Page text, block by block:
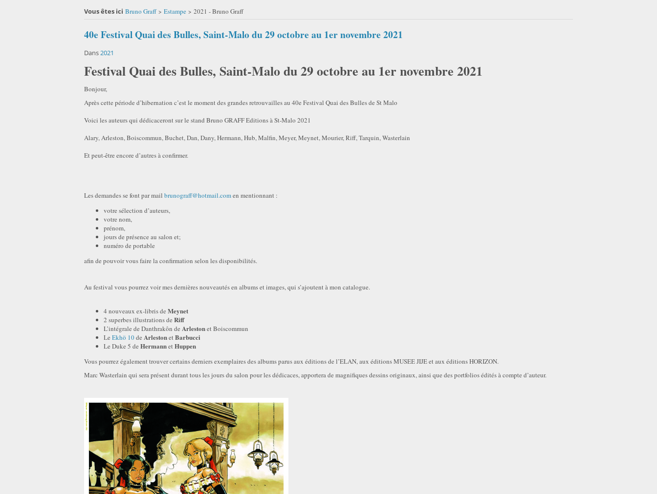
Vous êtes ici Bruno Graff > Estampe > 2021 - Bruno Graff
40e Festival Quai des Bulles, Saint-Malo du 29 octobre au 1er novembre 2021
Dans2021
Festival Quai des Bulles, Saint-Malo du 29 octobre au 1er novembre 2021
Bonjour,
Après cette période d’hibernation c’est le moment des grandes retrouvailles au 40e Festival Quai des Bulles de St Malo
Voici les auteurs qui dédicaceront sur le stand Bruno GRAFF Editions à St-Malo 2021
Alary, Arleston, Boiscommun, Buchet, Dan, Dany, Hermann, Hub, Malfin, Meyer, Meynet, Mourier, Riff, Tarquin, Wasterlain
Et peut-être encore d’autres à confirmer.
Les demandes se font par mail brunograff@hotmail.comen mentionnant :
votre sélection d’auteurs,
votre nom,
prénom,
jours de présence au salon et;
numéro de portable
afin de pouvoir vous faire la confirmation selon les disponibilités.
Au festival vous pourrez voir mes dernières nouveautés en albums et images, qui s’ajoutent à mon catalogue.
4 nouveaux ex-libris de Meynet
2 superbes illustrations de Riff
L’intégrale de Danthrakôn de Arlestonet Boiscommun
Le Ekhö 10de ArlestonetBarbucci
Le Duke 5 de HermannetHuppen
Vous pourrez également trouver certains derniers exemplaires des albums parus aux éditions de l’ELAN, aux éditions MUSEE JIJE et aux éditions HORIZON.
Marc Wasterlain qui sera présent durant tous les jours du salon pour les dédicaces, apportera de magnifiques dessins originaux, ainsi que des portfolios édités à compte d’auteur.